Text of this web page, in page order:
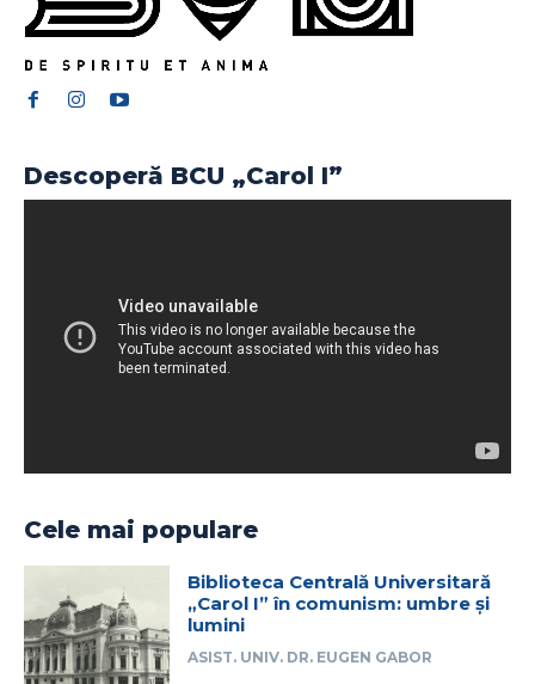
Descoperă BCU „Carol I”
Cele mai populare
Biblioteca Centrală Universitară
„Carol I” în comunism: umbre și
lumini
ASIST. UNIV. DR. EUGEN GABOR